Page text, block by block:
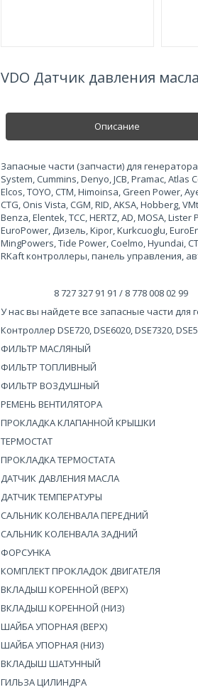
VDO Датчик давления
Описание
Запасные части (запчасти) для
System, Cummins, Denyo, JCB, Pramac,
Elcos, TOYO, CTM, Himoinsa, Green Power,
CTG, Onis Vista, CGM, RID, AKSA, Hobberg,
Benza, Elentek, TCC, HERTZ, AD, MOSA,
EuroPower, Дизель, Kipor, Kurkcuoglu,
MingPowers, Tide Power, Coelmo, Hyundai,
RKaft контроллеры, панель управления,
8 727 327 91 91 / 8 778 008 02 99
У нас вы найдете все запасные части для
Контроллер DSE720, DSE6020, DSE7320,
ФИЛЬТР МАСЛЯНЫЙ
ФИЛЬТР ТОПЛИВНЫЙ
ФИЛЬТР ВОЗДУШНЫЙ
РЕМЕНЬ ВЕНТИЛЯТОРА
ПРОКЛАДКА КЛАПАННОЙ КРЫШКИ
ТЕРМОСТАТ
ПРОКЛАДКА ТЕРМОСТАТА
ДАТЧИК ДАВЛЕНИЯ МАСЛА
ДАТЧИК ТЕМПЕРАТУРЫ
САЛЬНИК КОЛЕНВАЛА ПЕРЕДНИЙ
САЛЬНИК КОЛЕНВАЛА ЗАДНИЙ
ФОРСУНКА
КОМПЛЕКТ ПРОКЛАДОК ДВИГАТЕЛЯ
ВКЛАДЫШ КОРЕННОЙ (ВЕРХ)
ВКЛАДЫШ КОРЕННОЙ (НИЗ)
ШАЙБА УПОРНАЯ (ВЕРХ)
ШАЙБА УПОРНАЯ (НИЗ)
ВКЛАДЫШ ШАТУННЫЙ
ГИЛЬЗА ЦИЛИНДРА